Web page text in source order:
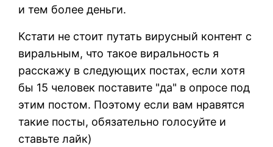
и тем более деньги.
Кстати не стоит путать вирусный контент с
виральным, что такое виральность я
расскажу в следующих постах, если хотя
бы 15 человек поставите "да" в опросе под
этим постом. Поэтому если вам нравятся
такие посты, обязательно голосуйте и
ставьте лайк)